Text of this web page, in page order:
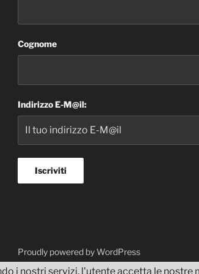
Cognome
Indirizzo E-M@il:
Proudly powered by WordPress
i nostri servizi, l'utente accetta le nostre